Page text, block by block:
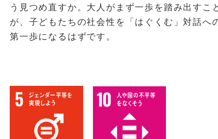
う見つめ直すか。大人がまず一歩を踏み出すこ
が、子どもたちの社会性を「はぐくむ」対話へ
第一歩になるはずです。